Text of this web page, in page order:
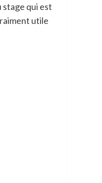
stage qui est
utile